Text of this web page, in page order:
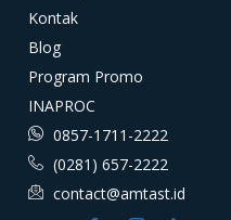
Kontak
Blog
Program Promo
INAPROC
0857-1711-2222
(0281) 657-2222
contact@amtast.id